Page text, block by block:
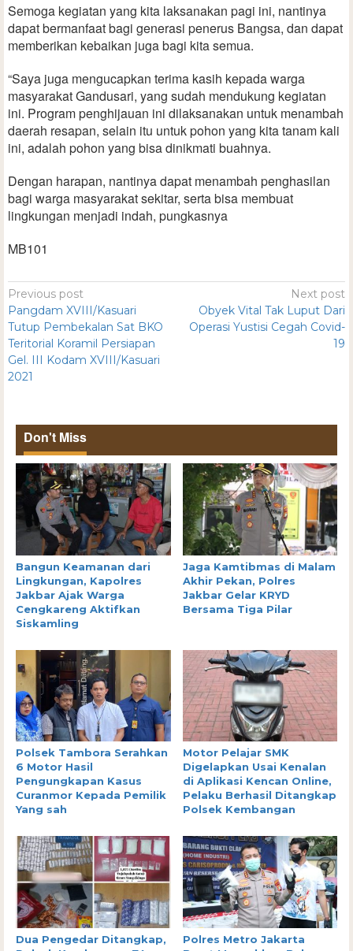
Semoga kegiatan yang kita laksanakan pagi ini, nantinya
dapat bermanfaat bagi generasi penerus Bangsa, dan dapat
memberikan kebaikan juga bagi kita semua.
“Saya juga mengucapkan terima kasih kepada warga
masyarakat Gandusari, yang sudah mendukung kegiatan
ini. Program penghijauan ini dilaksanakan untuk menambah
daerah resapan, selain itu untuk pohon yang kita tanam kali
ini, adalah pohon yang bisa dinikmati buahnya.
Dengan harapan, nantinya dapat menambah penghasilan
bagi warga masyarakat sekitar, serta bisa membuat
lingkungan menjadi indah, pungkasnya
MB101
Previous post
Pangdam XVIII/Kasuari
Tutup Pembekalan Sat BKO
Teritorial Koramil Persiapan
Gel. III Kodam XVIII/Kasuari
2021
Next post
Obyek Vital Tak Luput Dari
Operasi Yustisi Cegah Covid-
19
Don't Miss
Bangun Keamanan dari
Lingkungan, Kapolres
Jakbar Ajak Warga
Cengkareng Aktifkan
Siskamling
Jaga Kamtibmas di Malam
Akhir Pekan, Polres
Jakbar Gelar KRYD
Bersama Tiga Pilar
Polsek Tambora Serahkan
6 Motor Hasil
Pengungkapan Kasus
Curanmor Kepada Pemilik
Yang sah
Motor Pelajar SMK
Digelapkan Usai Kenalan
di Aplikasi Kencan Online,
Pelaku Berhasil Ditangkap
Polsek Kembangan
Dua Pengedar Ditangkap,
Polres Metro Jakarta